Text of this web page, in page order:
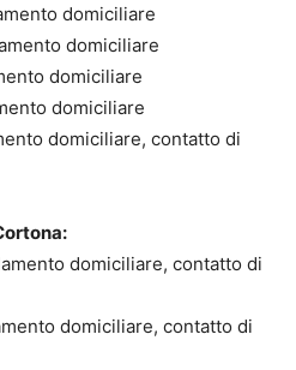
domiciliare
domiciliare
domiciliare
domiciliare
domiciliare, contatto di
domiciliare, contatto di
domiciliare, contatto di